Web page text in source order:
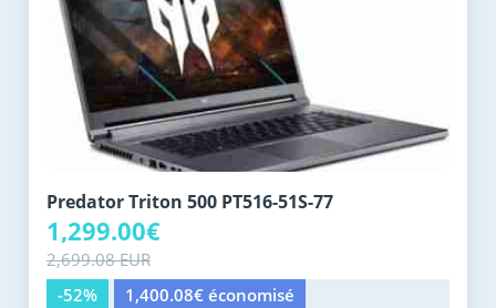
Predator Triton 500 PT516-51S-77
1,299.00€
2,699.08 EUR
-52%
1,400.08€ économisé